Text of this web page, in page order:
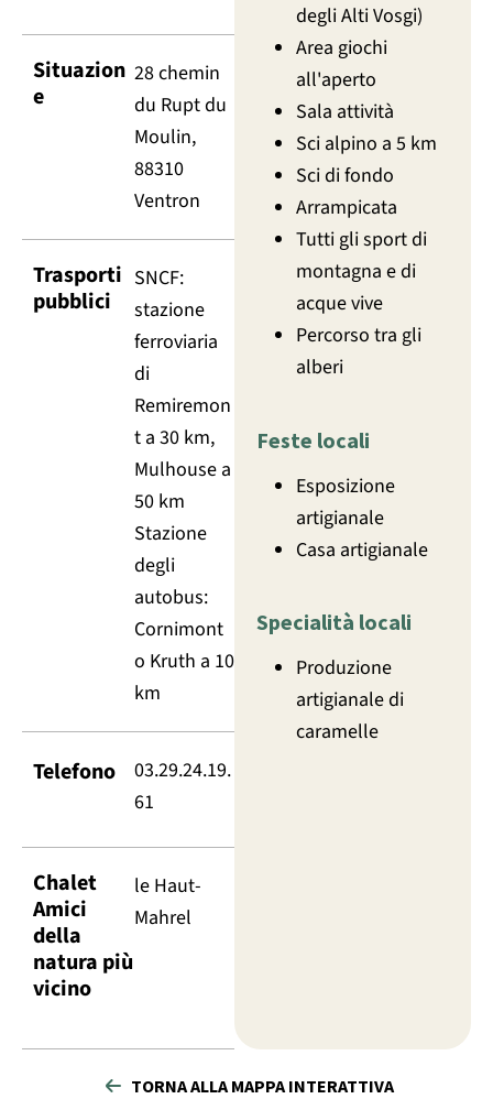
Situazion
e
28 chemin
du Rupt du
Moulin,
88310
Ventron
Trasporti
pubblici
SNCF:
stazione
ferroviaria
di
Remiremon
t a 30 km,
Mulhouse a
50 km
Stazione
degli
autobus:
Cornimont
o Kruth a 10
km
Telefono
03.29.24.19.
61
Chalet
Amici
della
natura più
vicino
le Haut-
Mahrel
degli Alti Vosgi)
Area giochi
all'aperto
Sala attività
Sci alpino a 5 km
Sci di fondo
Arrampicata
Tutti gli sport di
montagna e di
acque vive
Percorso tra gli
alberi
Feste locali
Esposizione
artigianale
Casa artigianale
Specialità locali
Produzione
artigianale di
caramelle
TORNA ALLA MAPPA INTERATTIVA